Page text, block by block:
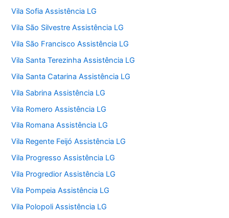
Vila Sofia Assistência LG
Vila São Silvestre Assistência LG
Vila São Francisco Assistência LG
Vila Santa Terezinha Assistência LG
Vila Santa Catarina Assistência LG
Vila Sabrina Assistência LG
Vila Romero Assistência LG
Vila Romana Assistência LG
Vila Regente Feijó Assistência LG
Vila Progresso Assistência LG
Vila Progredior Assistência LG
Vila Pompeia Assistência LG
Vila Polopoli Assistência LG